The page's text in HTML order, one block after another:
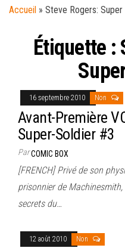
Accueil » Steve Rogers:
Étiquette :
16 septembre 2010 Non
Avant-Première
Super-Soldier #3
ParCOMIC BOX
[FRENCH] Privé de son
prisonnier de
secrets du…
12 août 2010 Non